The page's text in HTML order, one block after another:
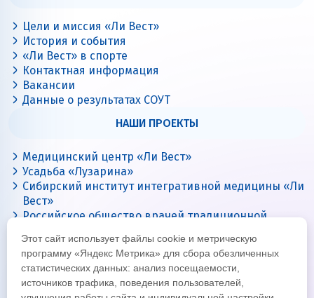
Цели и миссия «Ли Вест»
История и события
«Ли Вест» в спорте
Контактная информация
Вакансии
Данные о результатах СОУТ
НАШИ ПРОЕКТЫ
Медицинский центр «Ли Вест»
Усадьба «Лузарина»
Сибирский институт интегративной медицины «Ли
Вест»
Российское общество врачей традиционной
Цигун с Ли Вест
Этот сайт использует файлы cookie и метрическую
программу «Яндекс Метрика» для сбора обезличенных
статистических данных: анализ посещаемости,
источников трафика, поведения пользователей,